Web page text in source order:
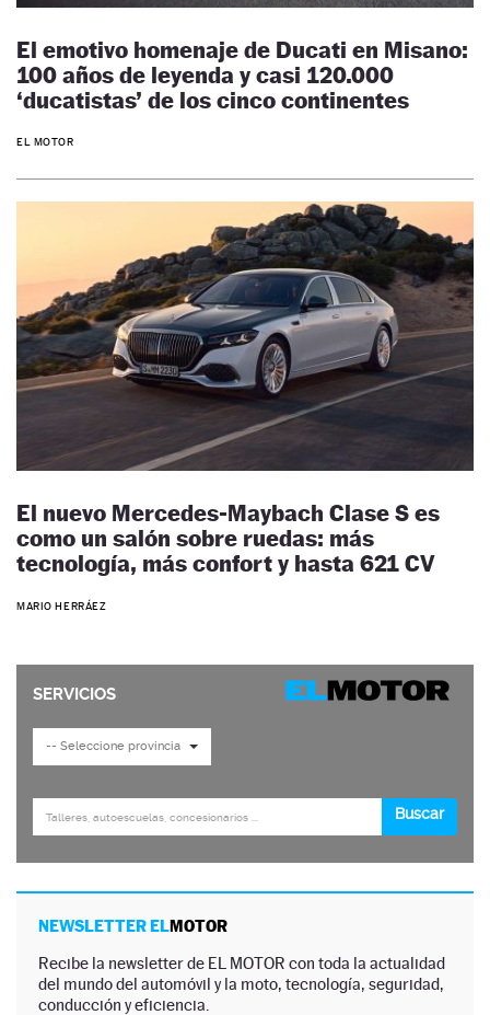
El emotivo homenaje de Ducati en Misano:
100 años de leyenda y casi 120.000
‘ducatistas’ de los cinco continentes
EL MOTOR
El nuevo Mercedes-Maybach Clase S es
como un salón sobre ruedas: más
tecnología, más confort y hasta 621 CV
MARIO HERRÁEZ
NEWSLETTER ELMOTOR
Recibe la newsletter de EL MOTOR con toda la actualidad
del mundo del automóvil y la moto, tecnología, seguridad,
conducción y eficiencia.